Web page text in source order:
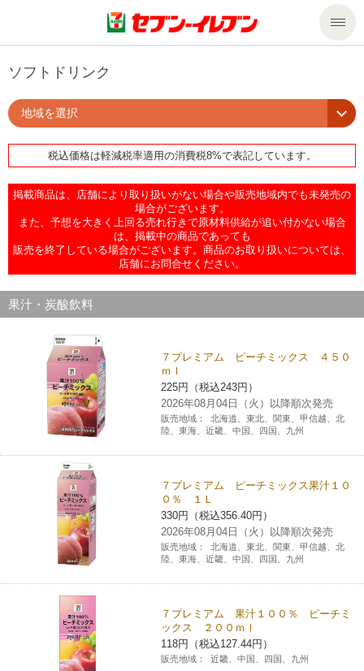
商品のご案内
商品のご案内トップ
今週の新商品
商品カテゴリ一覧
セブンプレミアム
食の安全・安心への取組み
ギフト
プリペイドカード・金券
ニンテンドー・ダウンロードカード
セール・キャンペーン
サービス
nanacoトップ
マルチコピー機でできること
マルチコピー機でできることトップ
コピー
プリント
スキャン
ファクス
チケット
プリペイドサービス
スポーツ振興くじ
便利なサービス
宅配便
切手・はがき・印紙
セブン銀行ATM
ご利用可能なお支払い方法
各種料金のお支払い
スマホプリペイド
レジでApple Accountにチャージ
チケットサービス
セブンチケット
チケットぴあ
イープラス
CNプレイガイド
セブン‐イレブンでお受取り
タワーレコード
セブンネットショッピング
停電時のサービス停止のお知らせ
企業情報トップ
ニュースリリース
ごあいさつ
企業理念
会社概要
貸借対照表・損益計算書
売上高、店舗数推移
セブン‐イレブンの海外事業
私たちの取組み
サステナビリティ
サステナビリティトップ
セブン＆アイ・ホールディングスの重点課題
サステナビリティ活動基本方針
サステナビリティ推進体制
GREEN CHALLENGE 2050
サステナビリティニュース
サステナビリティレポート
加盟店オーナー募集 物件募集・購入
アルバイト情報 採用情報
店舗検索
ネットショッピング
お問い合わせ
Language
English (Services)
中文[繁體字](服務)
简体中文(服务)
ソフトドリンク
地域を選択
税込価格は軽減税率適用の消費税8%で表記しています。
掲載商品は、店舗により取り扱いがない場合や販売地域内でも未発売の
場合がございます。
また、予想を大きく上回る売れ行きで原材料供給が追い付かない場合
は、掲載中の商品であっても
販売を終了している場合がございます。商品のお取り扱いについては、
店舗にお問合せください。
果汁・炭酸飲料
７プレミアム ピーチミックス ４５０
ｍｌ
225円（税込243円）
2026年08月04日（火）以降順次発売
販売地域：
北海道、東北、関東、甲信越、北
陸、東海、近畿、中国、四国、九州
７プレミアム ピーチミックス果汁１０
０％ １Ｌ
330円（税込356.40円）
2026年08月04日（火）以降順次発売
販売地域：
北海道、東北、関東、甲信越、北
陸、東海、近畿、中国、四国、九州
７プレミアム 果汁１００％ ピーチミ
ックス ２００ｍｌ
118円（税込127.44円）
販売地域： 近畿、中国、四国、九州